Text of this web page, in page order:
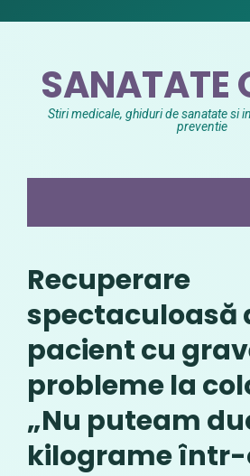
SANATATE
Stiri medicale, ghiduri de sanatate si
preventie
Recuperare
spectaculoasă
pacient cu
probleme la
„Nu puteam
kilograme într-